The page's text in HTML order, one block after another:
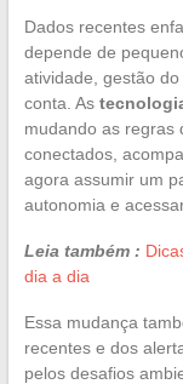
Dados recentes
depende de
atividade, gestão
conta. As
mudando as regras
conectados,
agora assumir um
autonomia e
Leia também :
dia a dia
Essa mudança
recentes e dos
pelos desafios